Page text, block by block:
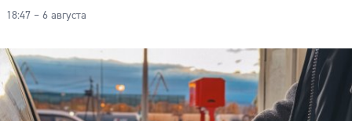
18:47 – 6 августа